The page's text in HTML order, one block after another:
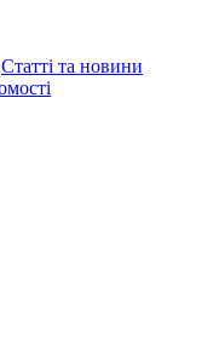
Статті та новини